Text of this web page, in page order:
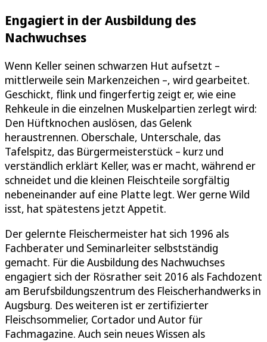
Engagiert in der Ausbildung des
Nachwuchses
Wenn Keller seinen schwarzen Hut aufsetzt –
mittlerweile sein Markenzeichen –, wird gearbeitet.
Geschickt, flink und fingerfertig zeigt er, wie eine
Rehkeule in die einzelnen Muskelpartien zerlegt wird:
Den Hüftknochen auslösen, das Gelenk
heraustrennen. Oberschale, Unterschale, das
Tafelspitz, das Bürgermeisterstück – kurz und
verständlich erklärt Keller, was er macht, während er
schneidet und die kleinen Fleischteile sorgfältig
nebeneinander auf eine Platte legt. Wer gerne Wild
isst, hat spätestens jetzt Appetit.
Der gelernte Fleischermeister hat sich 1996 als
Fachberater und Seminarleiter selbstständig
gemacht. Für die Ausbildung des Nachwuchses
engagiert sich der Rösrather seit 2016 als Fachdozent
am Berufsbildungszentrum des Fleischerhandwerks in
Augsburg. Des weiteren ist er zertifizierter
Fleischsommelier, Cortador und Autor für
Fachmagazine. Auch sein neues Wissen als